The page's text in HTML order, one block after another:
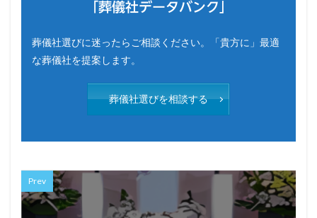
「葬儀社データバンク」
葬儀社選びに迷ったらご相談ください。「貴方に」最適
な葬儀社を提案します。
葬儀社選びを相談する
Prev